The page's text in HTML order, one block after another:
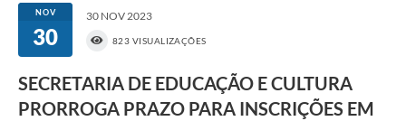
NOV
30
30 NOV 2023
823 VISUALIZAÇÕES
SECRETARIA DE EDUCAÇÃO E CULTURA
PRORROGA PRAZO PARA INSCRIÇÕES EM